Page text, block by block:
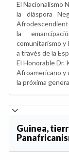
El Nacionalismo
la diáspora
la
comunitarismo y
a través de la
El Honorable Dr.
Afroamericano y
la próxima
Guinea,